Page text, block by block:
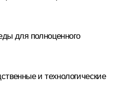
для полноценного
и технологические